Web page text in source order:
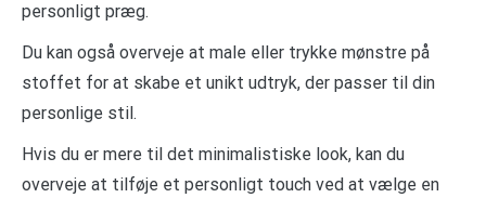
personligt præg.
Du kan også overveje at male eller trykke mønstre på
stoffet for at skabe et unikt udtryk, der passer til din
personlige stil.
Hvis du er mere til det minimalistiske look, kan du
overveje at tilføje et personligt touch ved at vælge en